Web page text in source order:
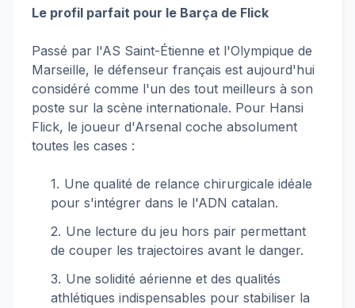
Le profil parfait pour le Barça de Flick
Passé par l'AS Saint-Étienne et l'Olympique de
Marseille, le défenseur français est aujourd'hui
considéré comme l'un des tout meilleurs à son
poste sur la scène internationale. Pour Hansi
Flick, le joueur d'Arsenal coche absolument
toutes les cases :
Une qualité de relance chirurgicale idéale
pour s'intégrer dans le l'ADN catalan.
Une lecture du jeu hors pair permettant
de couper les trajectoires avant le danger.
Une solidité aérienne et des qualités
athlétiques indispensables pour stabiliser la